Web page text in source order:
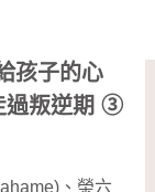
孩子的心
過叛逆期 ③
、 榮六